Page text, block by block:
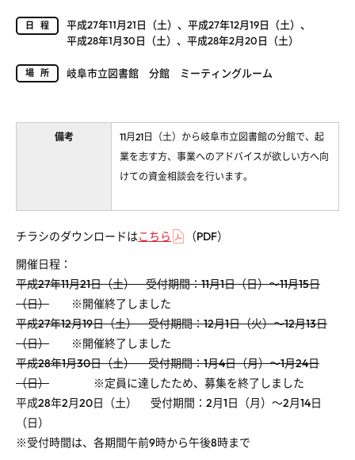
日程
平成27年11月21日（土）、平成27年12月19日（土）、
平成28年1月30日（土）、平成28年2月20日（土）
場所 岐阜市立図書館 分館 ミーティングルーム
備考
11月21日（土）から岐阜市立図書館の分館で、起
業を志す方、事業へのアドバイスが欲しい方へ向
けての資金相談会を行います。
チラシのダウンロードはこちら
（PDF）
開催日程：
平成27年11月21日（土） 受付期間：11月1日（日）～11月15日
（日） ※開催終了しました
平成27年12月19日（土） 受付期間：12月1日（火）～12月13日
（日） ※開催終了しました
平成28年1月30日（土） 受付期間：1月4日（月）～1月24日
（日） ※定員に達したため、募集を終了しました
平成28年2月20日（土） 受付期間：2月1日（月）～2月14日
（日）
※受付時間は、各期間午前9時から午後8時まで